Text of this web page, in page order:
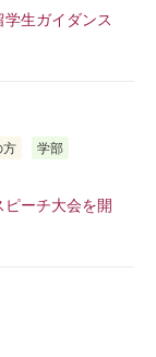
学生ガイダンス
方
学部
ーチ大会を開